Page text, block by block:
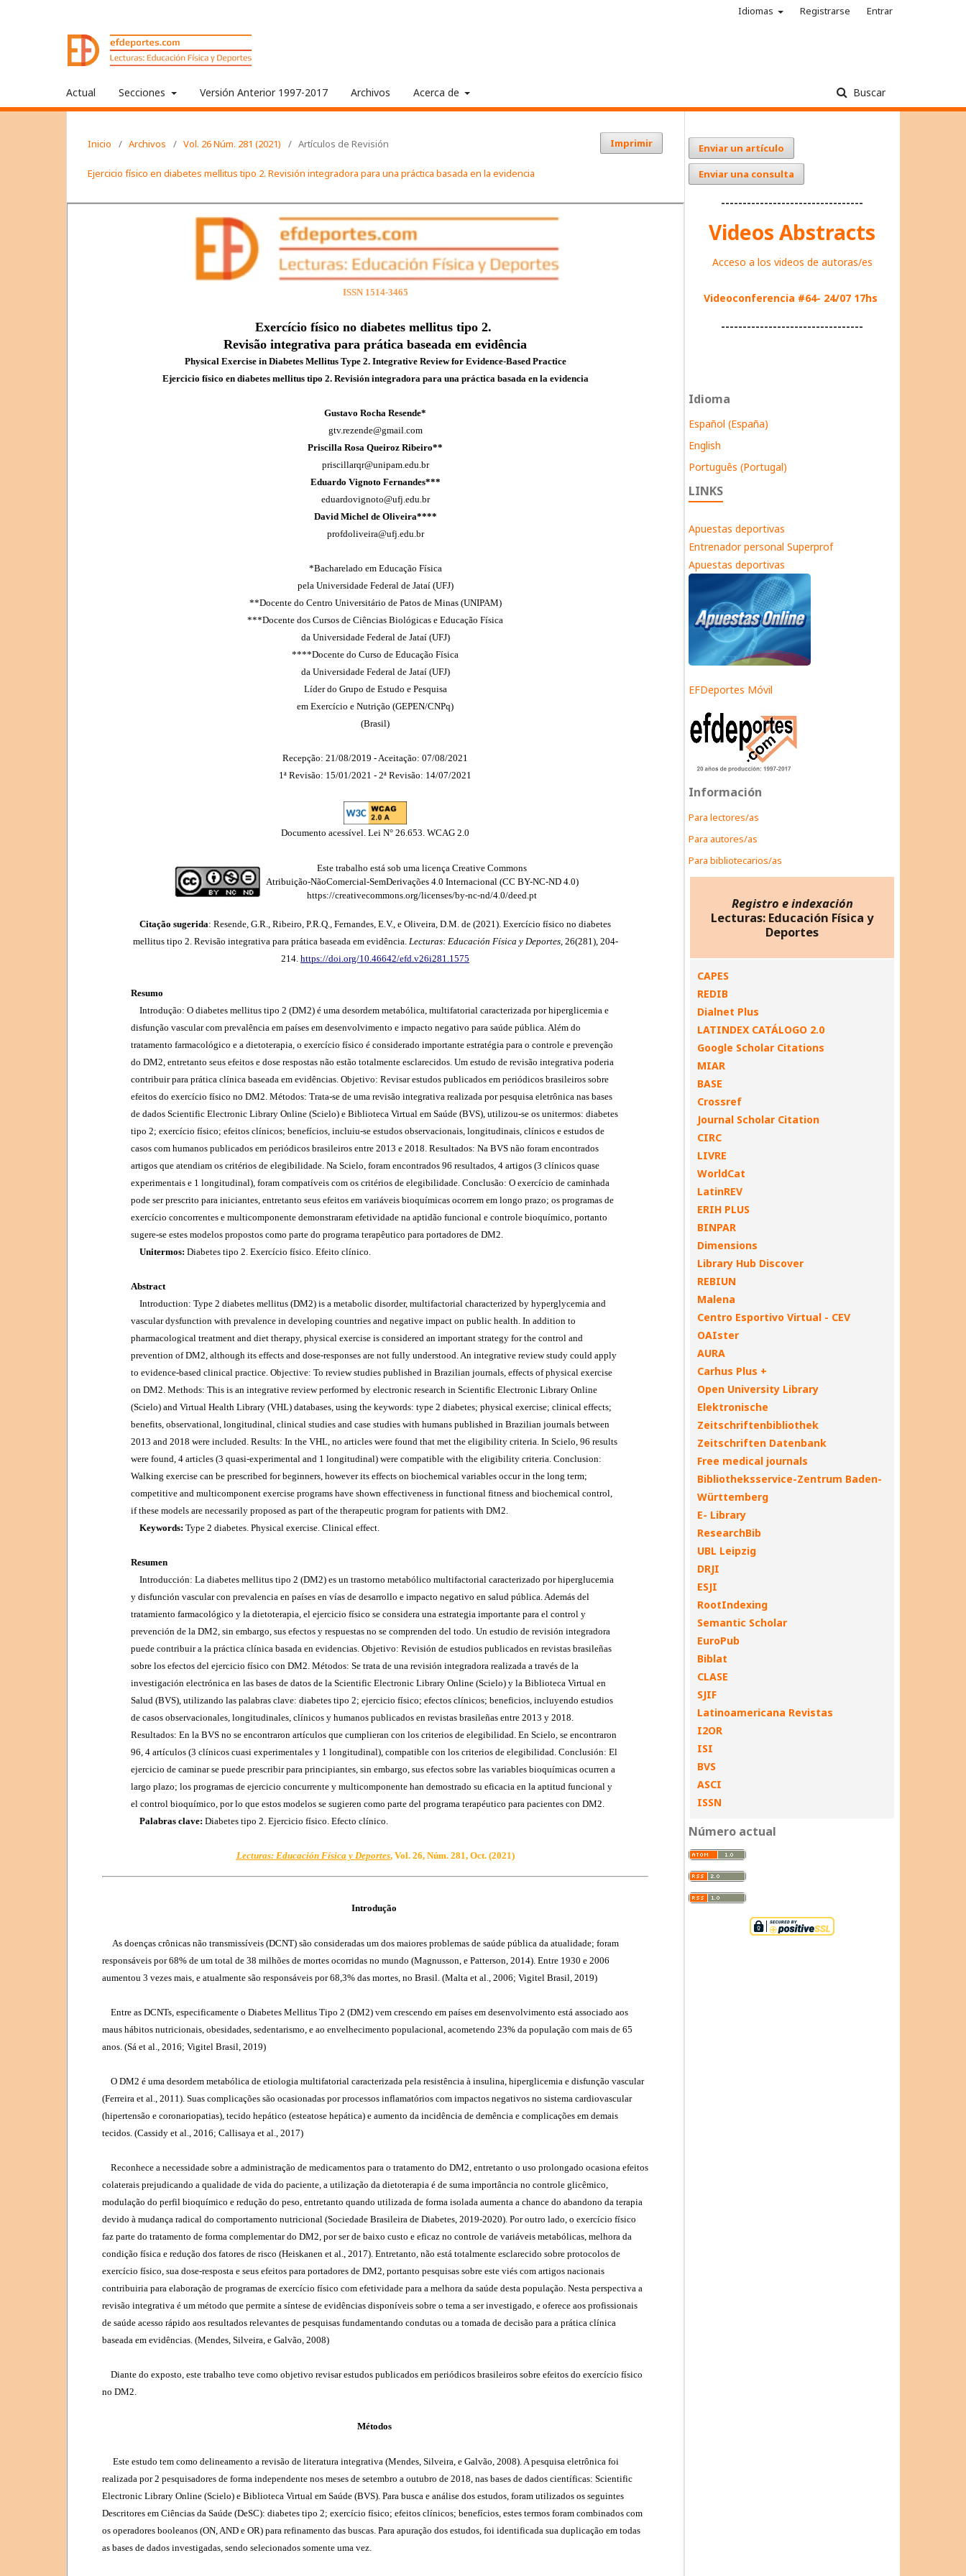
Actual Secciones Versión Anterior 1997-2017 Archivos Acerca de Buscar
Idiomas Registrarse Entrar
Inicio / Archivos / Vol. 26 Núm. 281 (2021) / Artículos de Revisión Imprimir
Ejercicio físico en diabetes mellitus tipo 2. Revisión integradora para una práctica basada en la evidencia
Enviar un artículo
Enviar una consulta
---------------------------------
Videos Abstracts
Acceso a los videos de autoras/es
Videoconferencia #64- 24/07 17hs
---------------------------------
Idioma
Español (España)
English
Português (Portugal)
LINKS
Apuestas deportivas
Entrenador personal Superprof
Apuestas deportivas
EFDeportes Móvil
Información
Para lectores/as
Para autores/as
Para bibliotecarios/as
Registro e indexación
Lecturas: Educación Física y
Deportes
CAPES
REDIB
Dialnet Plus
LATINDEX CATÁLOGO 2.0
Google Scholar Citations
MIAR
BASE
Crossref
Journal Scholar Citation
CIRC
LIVRE
WorldCat
LatinREV
ERIH PLUS
BINPAR
Dimensions
Library Hub Discover
REBIUN
Malena
Centro Esportivo Virtual - CEV
OAIster
AURA
Carhus Plus +
Open University Library
Elektronische
Zeitschriftenbibliothek
Zeitschriften Datenbank
Free medical journals
Bibliotheksservice-Zentrum Baden-
Württemberg
E- Library
ResearchBib
UBL Leipzig
DRJI
ESJI
RootIndexing
Semantic Scholar
EuroPub
Biblat
CLASE
SJIF
Latinoamericana Revistas
I2OR
ISI
BVS
ASCI
ISSN
Número actual